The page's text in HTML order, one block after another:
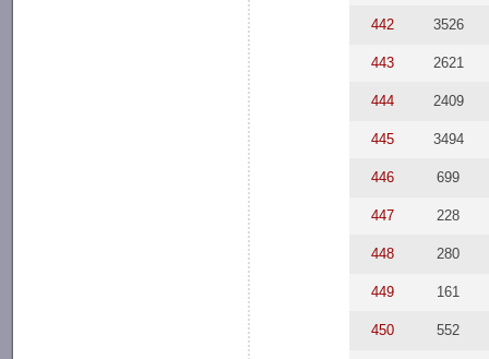
442 3526
443 2621
444 2409
445 3494
446 699
447 228
448 280
449 161
450 552